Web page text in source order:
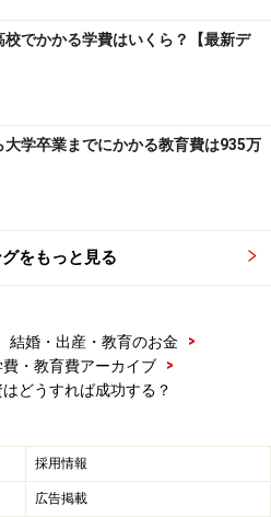
校でかかる学費はいくら？【最新デ
大学卒業までにかかる教育費は935万
をもっと見る
結婚・出産・教育のお金
>
費・教育費アーカイブ
>
どうすれば成功する？
採用情報
広告掲載